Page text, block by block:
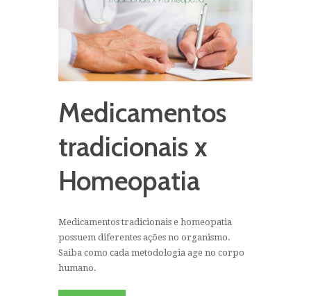
Medicamentos
tradicionais x
Homeopatia
Medicamentos tradicionais e homeopatia
possuem diferentes ações no organismo.
Saiba como cada metodologia age no corpo
humano.